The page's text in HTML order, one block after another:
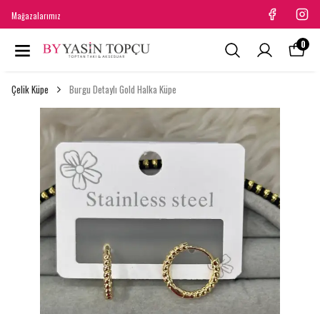
Mağazalarımız
0
Çelik Küpe Burgu Detaylı Gold Halka Küpe